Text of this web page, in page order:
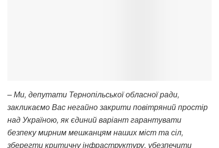
– Ми, депутати Тернопільської обласної ради,
закликаємо Вас негайно закрити повітряний простір
над Україною, як єдиний варіант гарантувати
безпеку мирним мешканцям наших міст та сіл,
зберегти критичну інфраструктуру, убезпечити